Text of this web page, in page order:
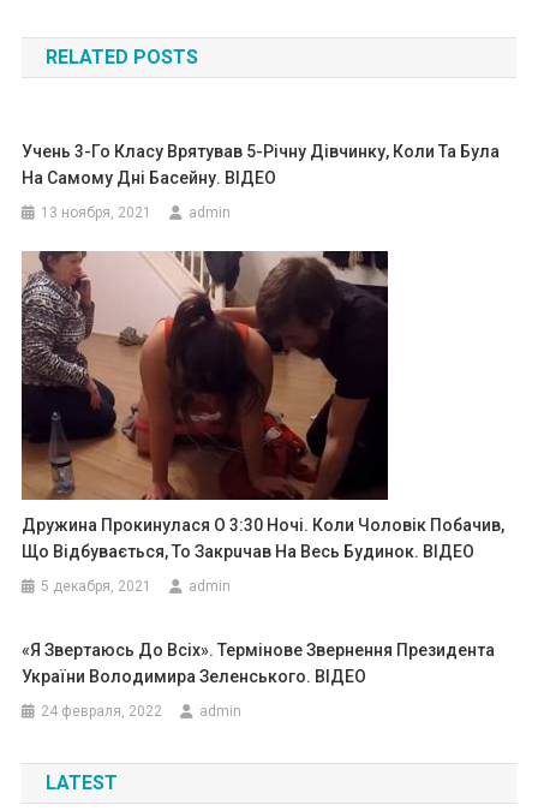
по
записям
RELATED POSTS
Учень 3-Го Класу Врятував 5-Річну Дівчинку, Коли Та Була
На Самому Дні Басейну. ВIДЕО
13 ноября, 2021 admin
Дружина Прокинулася О 3:30 Ночі. Коли Чоловік Побачив,
Що Відбувається, То Закpuчав На Весь Будинок. ВIДЕО
5 декабря, 2021 admin
«Я Звертаюсь До Всіх». ️Термінове Звернення Президента
України Володимира Зеленського. ВIДЕО
24 февраля, 2022 admin
LATEST